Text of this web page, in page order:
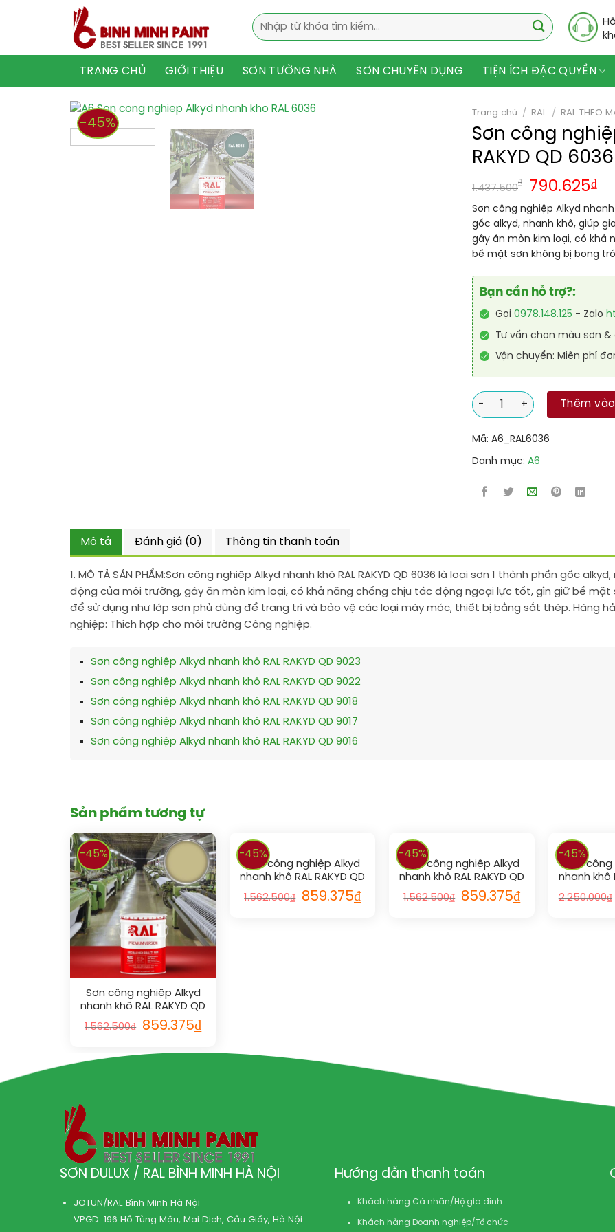
Tìm
kiếm:
TRANG CHỦ GIỚI THIỆU SƠN TƯỜNG NHÀ SƠN CHUYÊN DỤNG TIỆN ÍCH ĐẶC QUYỀN
-45%
Trang chủ / RAL / RAL THEO
Sơn công
RAKYD QD 6036
1.437.500
₫ 790.625₫
Sơn công nghiệp Alkyd nhanh
gốc alkyd, nhanh khô, giúp
gây ăn mòn kim loại, có khả
bề mặt sơn không bị bong
Bạn cần hỗ trợ?:
Gọi 0978.148.125 - Zalo
Tư vấn chọn màu sơn
Vận chuyển: Miễn phí
Sơn công nghiệp Alkyd nhanh
Thêm
Mã: A6_RAL6036
Danh mục: A6
Mô tả Đánh giá (0) Thông tin thanh toán
1. MÔ TẢ SẢN PHẨM:Sơn công nghiệp Alkyd nhanh khô RAL RAKYD QD 6036 là loại sơn 1 thành phần gốc
động của môi trường, gây ăn mòn kim loại, có khả năng chống chịu tác động ngoại lực tốt, gìn giữ bề mặt
để sử dụng như lớp sơn phủ dùng để trang trí và bảo vệ các loại máy móc, thiết bị bằng sắt thép. Hàng
nghiệp: Thích hợp cho môi trường Công nghiệp.
Sơn công nghiệp Alkyd nhanh khô RAL RAKYD QD 9023
Sơn công nghiệp Alkyd nhanh khô RAL RAKYD QD 9022
Sơn công nghiệp Alkyd nhanh khô RAL RAKYD QD 9018
Sơn công nghiệp Alkyd nhanh khô RAL RAKYD QD 9017
Sơn công nghiệp Alkyd nhanh khô RAL RAKYD QD 9016
Sản phẩm tương tự
-45%
Sơn công nghiệp Alkyd
nhanh khô RAL RAKYD QD
1000
1.562.500₫ 859.375₫
-45%
Sơn công nghiệp Alkyd
nhanh khô RAL RAKYD QD
1027
1.562.500₫ 859.375₫
-45%
Sơn công nghiệp Alkyd
nhanh khô RAL RAKYD QD
1024
1.562.500₫ 859.375₫
-45%
Sơn
nhanh khô
2.250.000₫
SƠN DULUX / RAL BÌNH MINH HÀ NỘI
JOTUN/RAL Bình Minh Hà Nội
VPGD: 196 Hồ Tùng Mậu, Mai Dịch, Cầu Giấy, Hà Nội
Hướng dẫn thanh toán
Khách hàng Cá nhân/Hộ gia đình
Khách hàng Doanh nghiệp/Tổ chức